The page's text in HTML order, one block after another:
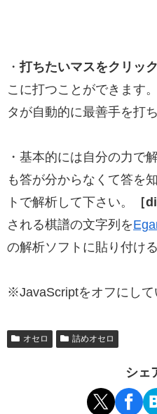
・打ちたいマスをクリッ
こに打つことができます
タが自動的に最善手を打ち
・基本的には自分の力で
も答が分からなくて答を
トで解析して下さい。
［
される棋譜の文字列を
の解析ソフトに貼り付け
※JavaScriptをオフにして
オセロ 詰めオセロ
シェ